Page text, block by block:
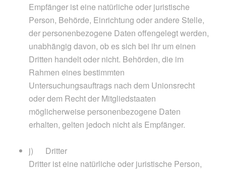
Empfänger ist eine natürliche oder juristische
Person, Behörde, Einrichtung oder andere Stelle,
der personenbezogene Daten offengelegt werden,
unabhängig davon, ob es sich bei ihr um einen
Dritten handelt oder nicht. Behörden, die im
Rahmen eines bestimmten
Untersuchungsauftrags nach dem Unionsrecht
oder dem Recht der Mitgliedstaaten
möglicherweise personenbezogene Daten
erhalten, gelten jedoch nicht als Empfänger.
j) Dritter
Dritter ist eine natürliche oder juristische Person,